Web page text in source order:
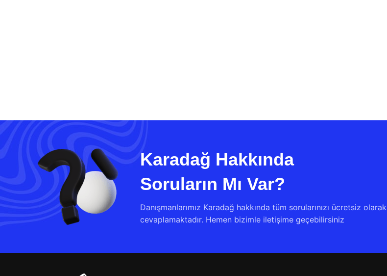
Karadağ Hakkında
Soruların Mı Var?
Danışmanlarımız Karadağ hakkında tüm sorularınızı ücretsiz olarak
cevaplamaktadır. Hemen bizimle iletişime geçebilirsiniz